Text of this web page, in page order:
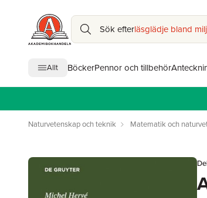
Sök efterläsglädje bland
Allt BöckerPennor och tillbehör
Naturvetenskap och teknik Matematik och